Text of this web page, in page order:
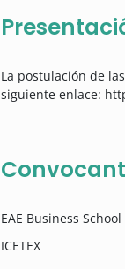
La postulación de
siguiente enlace:
EAE Business School
ICETEX